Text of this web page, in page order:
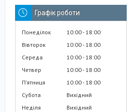
Графік роботи
Понеділок 10:00 18:00
Вівторок
10:00 18:00
Середа
10:00 18:00
Четвер
10:00 18:00
Пʼятниця
10:00 18:00
Субота
Вихідний
Неділя
Вихідний